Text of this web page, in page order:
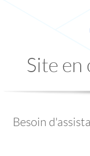
Site
Besoin